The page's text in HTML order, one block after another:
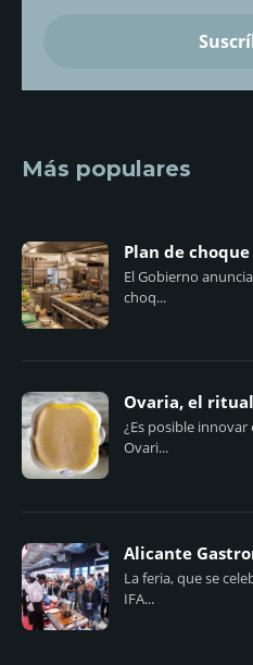
Más populares
Plan de
El Gobierno
choq...
Ovaria, el
¿Es posible
Ovari...
Alicante
La feria, que se
IFA...